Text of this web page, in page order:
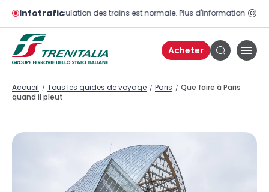
Infotrafic
La circulation des trains est normale. Plus d'informations sur
Acheter
Bouton
recherche
Accueil / Tous les guides de voyage / Paris / Que faire à Paris
quand il pleut